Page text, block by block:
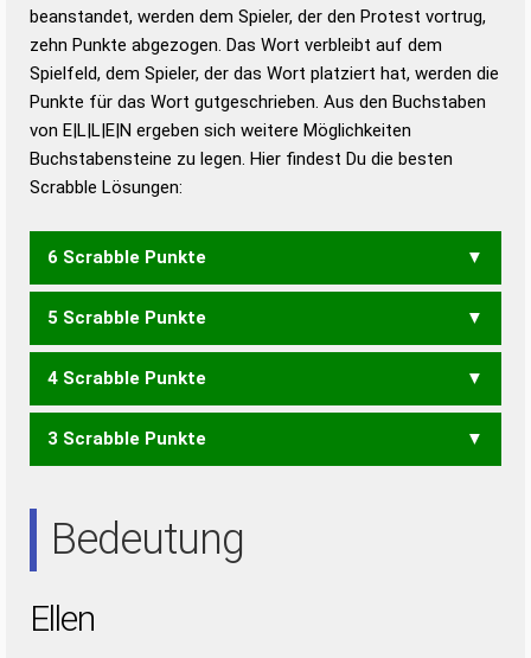
Duden – Standardwerk in 12 Bänden
Duden – Richtiges und gutes
Deutsch
Duden – Die deutsche Grammatik
Duden – Deutsches
beanstandet, werden dem Spieler, der den Protest vortrug,
zehn Punkte abgezogen. Das Wort verbleibt auf dem
Spielfeld, dem Spieler, der das Wort platziert hat, werden die
Punkte für das Wort gutgeschrieben. Aus den Buchstaben
von E|L|L|E|N ergeben sich weitere Möglichkeiten
Buchstabensteine zu legen. Hier findest Du die besten
Scrabble Lösungen:
6 Scrabble Punkte
NELL
5 Scrabble Punkte
ELEN
4 Scrabble Punkte
LEE
3 Scrabble Punkte
Bedeutung
Ellen